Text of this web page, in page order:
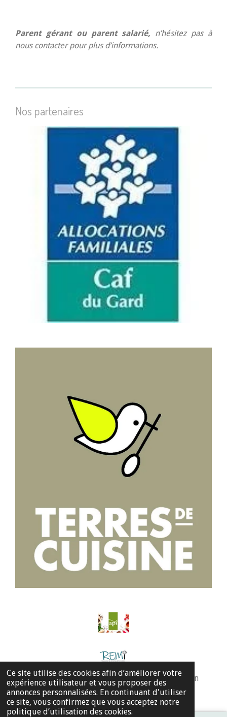
Ce site utilise des cookies afin d’améliorer votre
expérience utilisateur et vous proposer des
annonces personnalisées. En continuant d'utiliser
ce site, vous confirmez que vous acceptez notre
politique d’utilisation des cookies.
Parent gérant ou parent salarié, n’hésitez pas à
nous contacter pour plus d’informations.
Nos partenaires
© 2023 - 2026 Micro-crèches Les Petits de Demain
Propulsé parWebador